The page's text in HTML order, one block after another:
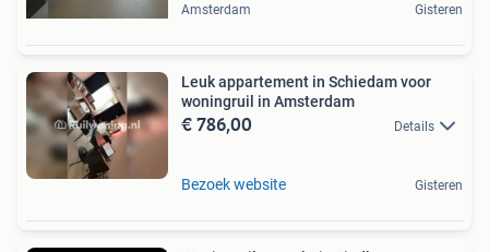
Amsterdam Gisteren
Leuk appartement in Schiedam voor
woningruil in Amsterdam
€ 786,00 Details
Bezoek website Gisteren